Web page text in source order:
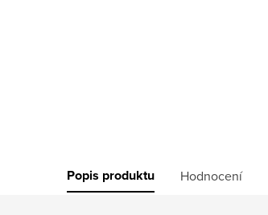
Popis produktu Hodnocení